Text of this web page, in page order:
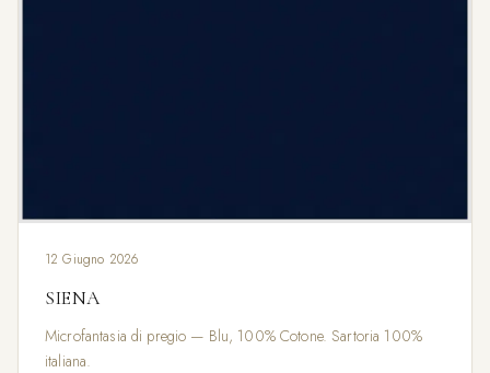
12 Giugno 2026
SIENA
Microfantasia di pregio — Blu, 100% Cotone. Sartoria 100%
italiana.